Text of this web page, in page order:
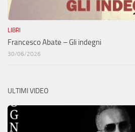
LIBRI
Francesco Abate – Gli indegni
30/06/2026
ULTIMI VIDEO